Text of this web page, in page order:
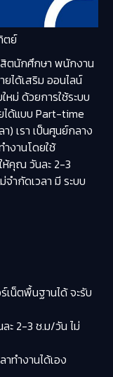
ตย์
สิตนักศึกษา พนักงาน
ยได้เสริม ออนไลน์
หม่ ด้วยการใช้ระบบ
ได้แบบ Part-time
) เรา เป็นศูนย์กลาง
งานโดยใช้
ห้คุณ วันละ 2-3
จำกัดเวลา มี ระบบ
เน็ตพื้นฐานได้ จะรับ
ะ 2-3 ช.ม/วัน ไม่
ทำงานได้เอง